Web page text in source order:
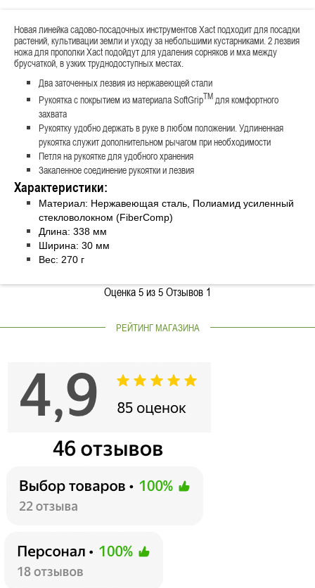
Новая линейка садово-посадочных инструментов Xact подходит для посадки
растений, культивации земли и уходу за небольшими кустарниками. 2 лезвия
ножа для прополки Xact подойдут для удаления сорняков и мха между
брусчаткой, в узких труднодоступных местах.
Два заточенных лезвия из нержавеющей стали
Рукоятка с покрытием из материала SoftGripTMдля комфортного
захвата
Рукоятку удобно держать в руке в любом положении. Удлиненная
рукоятка служит дополнительном рычагом при необходимости
Петля на рукоятке для удобного хранения
Закаленное соединение рукоятки и лезвия
Характеристики:
Материал: Нержавеющая сталь, Полиамид усиленный
стекловолокном (FiberComp)
Длина: 338 мм
Ширина: 30 мм
Вес: 270 г
Оценка5из 5 Отзывов 1
РЕЙТИНГ МАГАЗИНА